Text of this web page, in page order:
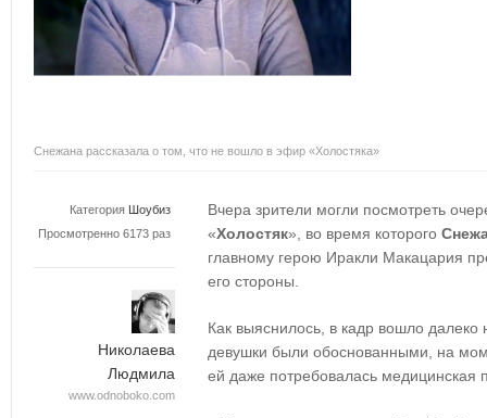
Снежана рассказала о том, что не вошло в эфир «Холостяка»
Категория Шоубиз
Просмотренно 6173 раз
Николаева
Людмила
www.odnoboko.com
Вчера зрители могли посмотреть
«Холостяк», во время которого
главному герою Иракли Макацария
его стороны.
Как выяснилось, в кадр вошло
девушки были обоснованными, на
ей даже потребовалась медицинская